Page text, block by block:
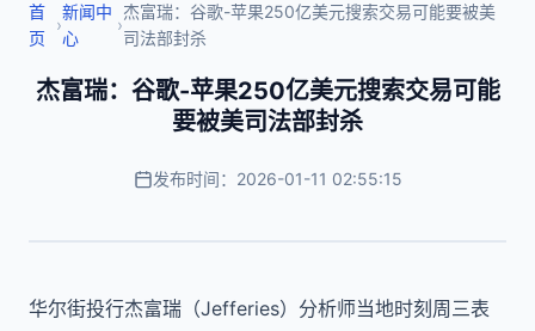
首
页
›
新闻中
心
›
杰富瑞：谷歌-苹果250亿美元搜索交易可能要被美
司法部封杀
杰富瑞：谷歌-苹果250亿美元搜索交易可能
要被美司法部封杀
发布时间：2026-01-11 02:55:15
华尔街投行杰富瑞（Jefferies）分析师当地时刻周三表